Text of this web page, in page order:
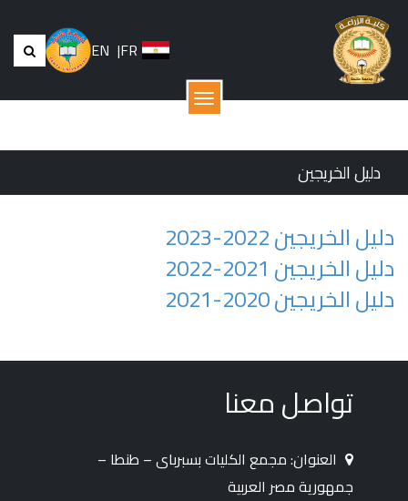
EN |FR
القائمة
دليل الخريجين
دليل الخريجين 2022-2023
دليل الخريجين 2021-2022
دليل الخريجين 2020-2021
تواصل معنا
العنوان: مجمع الكليات بسبرباى – طنطا –
جمهورية مصر العربية